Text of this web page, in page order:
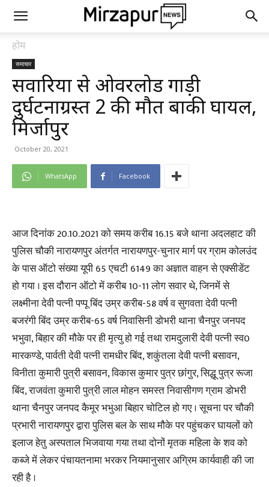
होम
समाचार
सवारियों से ओवरलोड गाड़ी
दुर्घटनाग्रस्त 2 की मौत बाकी घायल,
मिर्जापुर
October 20, 2021
WhatsApp Facebook
आज दिनांक 20.10.2021 को समय करीब 16.15 बजे थाना अदलहाट की
पुलिस चौकी नारायणपुर अंतर्गत नारायणपुर-चुनार मार्ग पर ग्राम कोलउंद
के पास ऑटो संख्या यूपी 65 एचटी 6149 का अज्ञात वाहन से एक्सीडेंट
हो गया । इस दौरान ऑटो में करीब 10-11 लोग सवार थे, जिनमें से
लक्ष्मीना देवी पत्नी पप्पू बिंद उम्र करीब-58 वर्ष व सुगवता देवी पत्नी
बजरंगी बिंद उम्र करीब-65 वर्ष निवासिनी डोभरी थाना चैनपुर जनपद
भभुवा, बिहार की मौके पर ही मृत्यु हो गई तथा रामदुलारी देवी पत्नी स्व0
मारकण्डे, पार्वती देवी पत्नी रामधीर बिंद, शकुंतला देवी पत्नी बसावन,
विनीता कुमारी पुत्री बसावन, विकास कुमार पुत्र छांगुर, सिद्धू पुत्र रूजा
बिंद, राजवंता कुमारी पुत्री लाल मोहन समस्त निवासीगण ग्राम डोभरी
थाना चैनपुर जनपद कैमूर भभुआ बिहार चोटिल हो गए । सूचना पर चौकी
प्रभारी नारायणपुर द्वारा पुलिस बल के साथ मौके पर पहुंचकर घायलों को
इलाज हेतु अस्पताल भिजवाया गया तथा दोनों मृतक महिला के शव को
कब्जे में लेकर पंचायतनामा भरकर नियमानुसार अग्रिम कार्यवाही की जा
रही है ।